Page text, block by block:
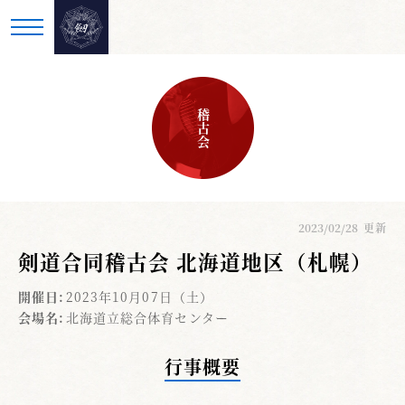
稽古会
2023/02/28 更新
剣道合同稽古会 北海道地区（札幌）
開催日: 2023年10月07日（土）
会場名: 北海道立総合体育センター
行事概要